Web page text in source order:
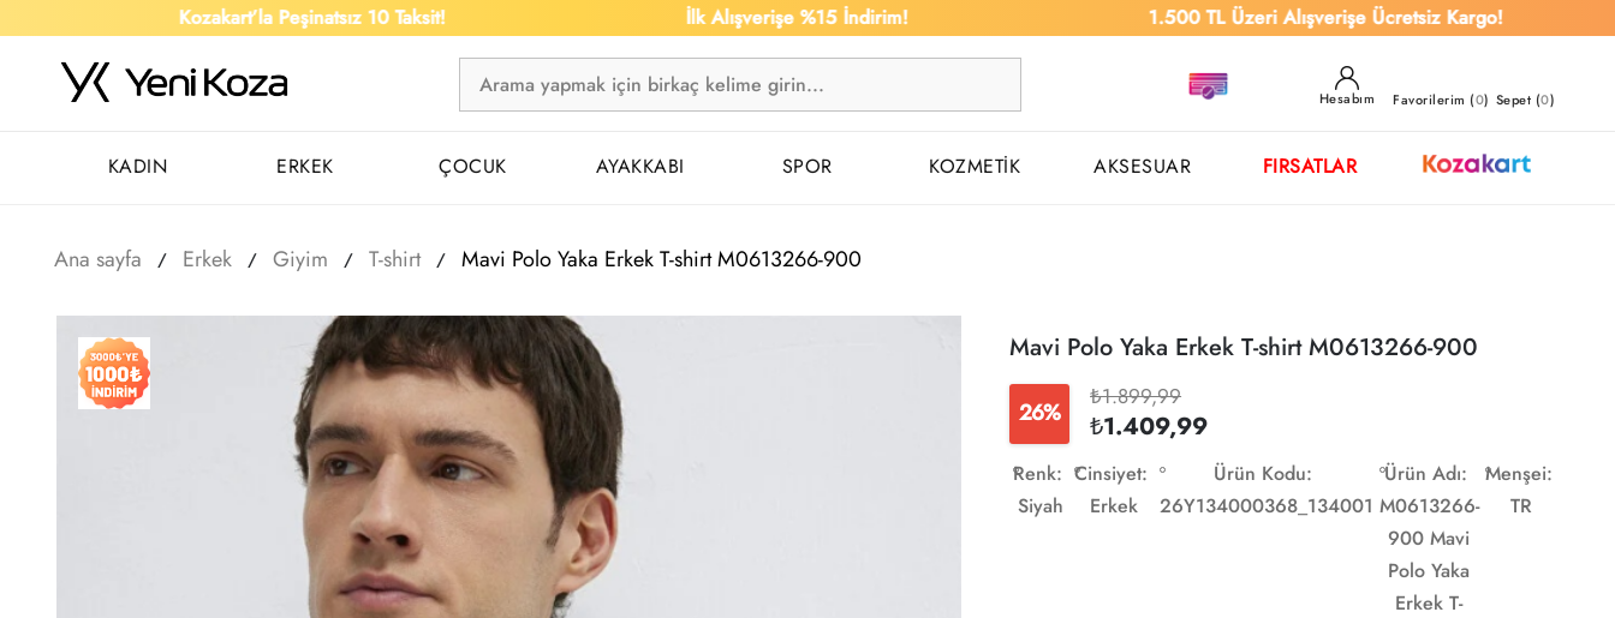
Kozakart’la Peşinatsız 10 Taksit! İlk Alışverişe %15 İndirim! 1.500 TL Üzeri Alışverişe Ücretsiz Kargo!
Hesabım Favorilerim (0) Sepet (0)
KADIN ERKEK ÇOCUK AYAKKABI SPOR KOZMETİK AKSESUAR FIRSATLAR
Ana sayfa Erkek Giyim T-shirt Mavi Polo Yaka Erkek T-shirt M0613266-900
Mavi Polo Yaka Erkek T-shirt M0613266-900
26%
₺1.899,99
₺1.409,99
Renk:
Siyah
Cinsiyet:
Erkek
Ürün Kodu:
26Y134000368_134001
Ürün Adı:
M0613266-
900 Mavi
Polo Yaka
Erkek T-
Menşei:
TR